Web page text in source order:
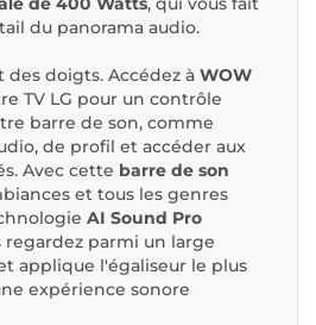
du panorama audio.
doigts. Accédez à WOW
TV LG pour un contrôle
barre de son, comme
de profil et accéder aux
Avec cette barre de son
et tous les genres
AI Sound Pro
parmi un large
applique l'égaliseur le plus
expérience sonore